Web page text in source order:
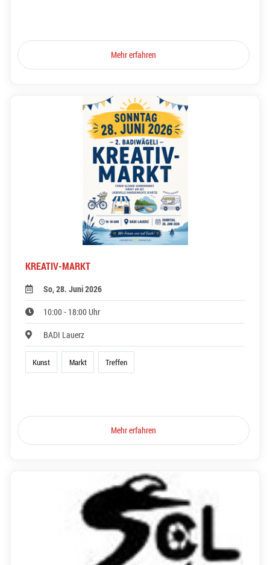
Mehr erfahren
KREATIV-MARKT
So, 28. Juni 2026
10:00 - 18:00 Uhr
BADI Lauerz
Kunst Markt Treffen
Mehr erfahren